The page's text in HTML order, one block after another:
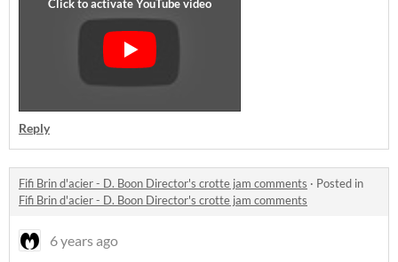
Reply
Fifi Brin d'acier - D. Boon Director's crotte jam comments · Posted in
Fifi Brin d'acier - D. Boon Director's crotte jam comments
6 years ago